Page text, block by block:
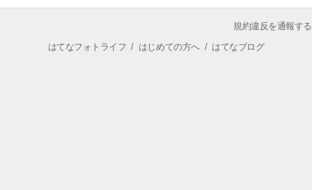
規約違反を通報する
はてなフォトライフ / はじめての方へ/ はてなブログ